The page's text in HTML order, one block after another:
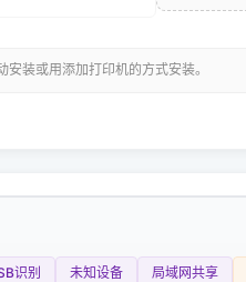
装或用添加打印机的方式安装。
识别 未知设备 局域网共享